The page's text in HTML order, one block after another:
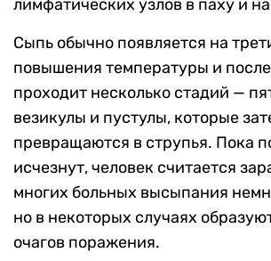
лимфатических узлов в паху и
Сыпь обычно появляется на
повышения температуры и
проходит несколько стадий —
везикулы и пустулы, которые
превращаются в струпья. Пока
исчезнут, человек считается
многих больных высыпания
но в некоторых случаях
очагов поражения.